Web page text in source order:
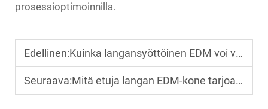
prosessioptimoinnilla.
Edellinen:Kuinka langansyöttöinen EDM voi vähentää materiaalihukkaa valmistuksessa?
Seuraava:Mitä etuja langan EDM-kone tarjoaa perinteisiin leikkausmenetelmiin verrattuna?